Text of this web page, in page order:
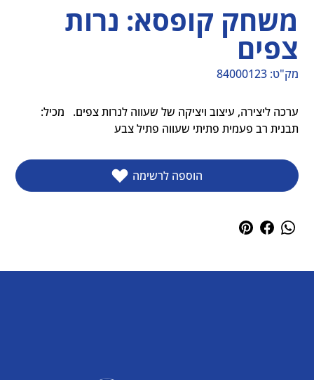
משחק קופסא: נרות
צפים
מק"ט:
מק"ט
84000123
84000123
ערכה ליצירה, עיצוב ויציקה של שעווה לנרות צפים.   מכיל:
תבנית רב פעמית פתיתי שעווה פתיל צבע
הוספה לרשימה